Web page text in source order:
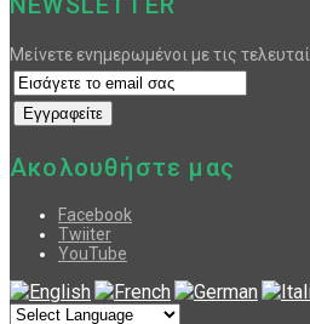
Μείνετε ενημερωμένοι με τις
Ακολουθήστε μας
Facebook
Twiiter
YouTube